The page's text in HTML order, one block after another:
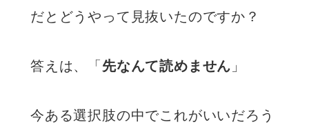
だとどうやって見抜いたのですか？
答えは、「 先なんて読めません 」
今ある選択肢の中でこれがいいだろう